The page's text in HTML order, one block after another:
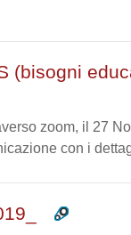
(bisogni
zoom, il 27
con i